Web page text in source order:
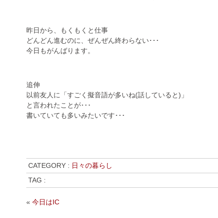
昨日から、もくもくと仕事
どんどん進むのに、ぜんぜん終わらない･･･
今日もがんばります。
追伸
以前友人に「すごく擬音語が多いね(話していると)」
と言われたことが･･･
書いていても多いみたいです･･･
CATEGORY : 日々の暮らし
TAG :
« 今日はIC